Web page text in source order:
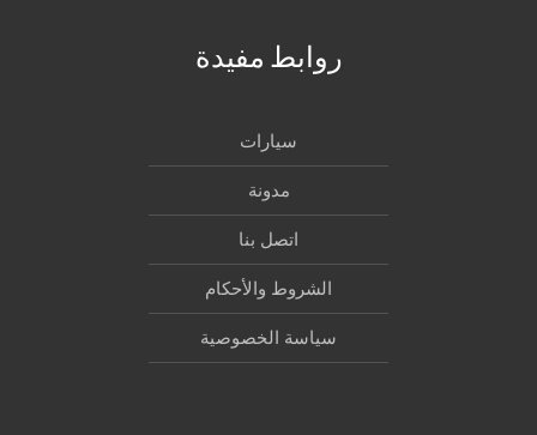
روابط مفيدة
سيارات
مدونة
اتصل بنا
الشروط والأحكام
سياسة الخصوصية